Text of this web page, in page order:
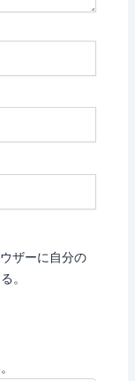
ザーに自分の
。